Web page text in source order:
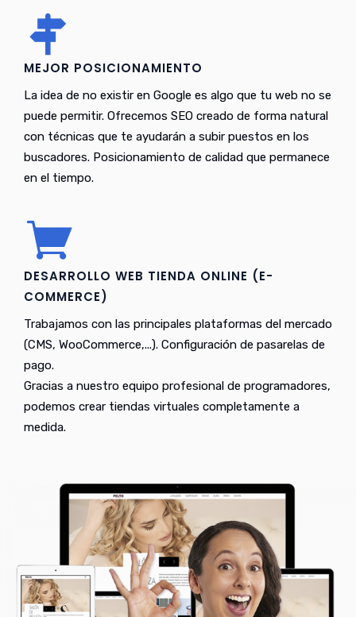
MEJOR POSICIONAMIENTO
La idea de no existir en Google es algo que tu web no se
puede permitir. Ofrecemos SEO creado de forma natural
con técnicas que te ayudarán a subir puestos en los
buscadores. Posicionamiento de calidad que permanece
en el tiempo.
DESARROLLO WEB TIENDA ONLINE (E-
COMMERCE)
Trabajamos con las principales plataformas del mercado
(CMS, WooCommerce,...). Configuración de pasarelas de
pago.
Gracias a nuestro equipo profesional de programadores,
podemos crear tiendas virtuales completamente a
medida.